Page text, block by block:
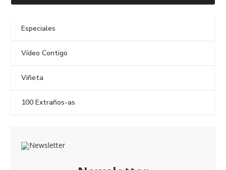
Especiales
Vídeo Contigo
Viñeta
100 Extraños-as